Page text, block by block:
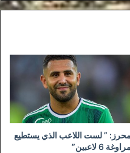
محرز: ” لست اللاعب الذي يستطيع
مراوغة 6 لاعبين”